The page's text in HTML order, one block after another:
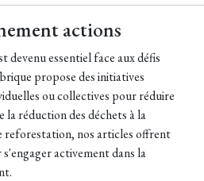
actions
essentiel face aux défis
propose des initiatives
ou collectives pour réduire
réduction des déchets à la
reforestation, nos articles offrent
s'engager activement dans la